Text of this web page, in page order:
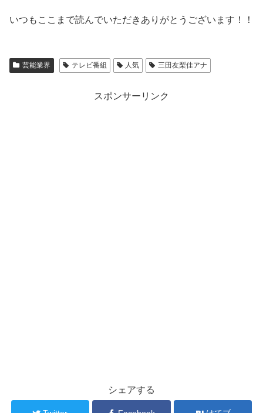
いつもここまで読んでいただきありがとうございます！！
芸能業界 テレビ番組 人気 三田友梨佳アナ
スポンサーリンク
シェアする